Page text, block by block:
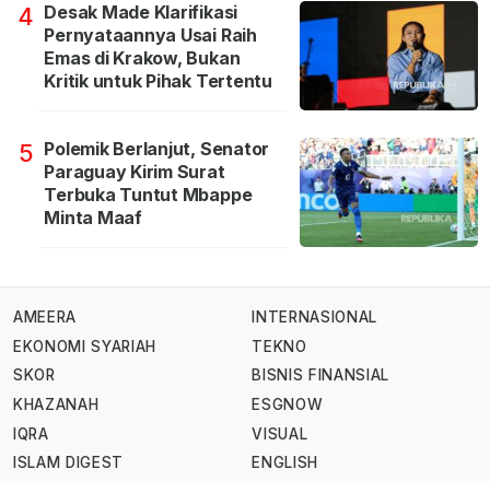
4 Desak Made Klarifikasi
Pernyataannya Usai Raih
Emas di Krakow, Bukan
Kritik untuk Pihak Tertentu
5 Polemik Berlanjut, Senator
Paraguay Kirim Surat
Terbuka Tuntut Mbappe
Minta Maaf
AMEERA
EKONOMI SYARIAH
SKOR
KHAZANAH
IQRA
ISLAM DIGEST
INTERNASIONAL
TEKNO
BISNIS FINANSIAL
ESGNOW
VISUAL
ENGLISH